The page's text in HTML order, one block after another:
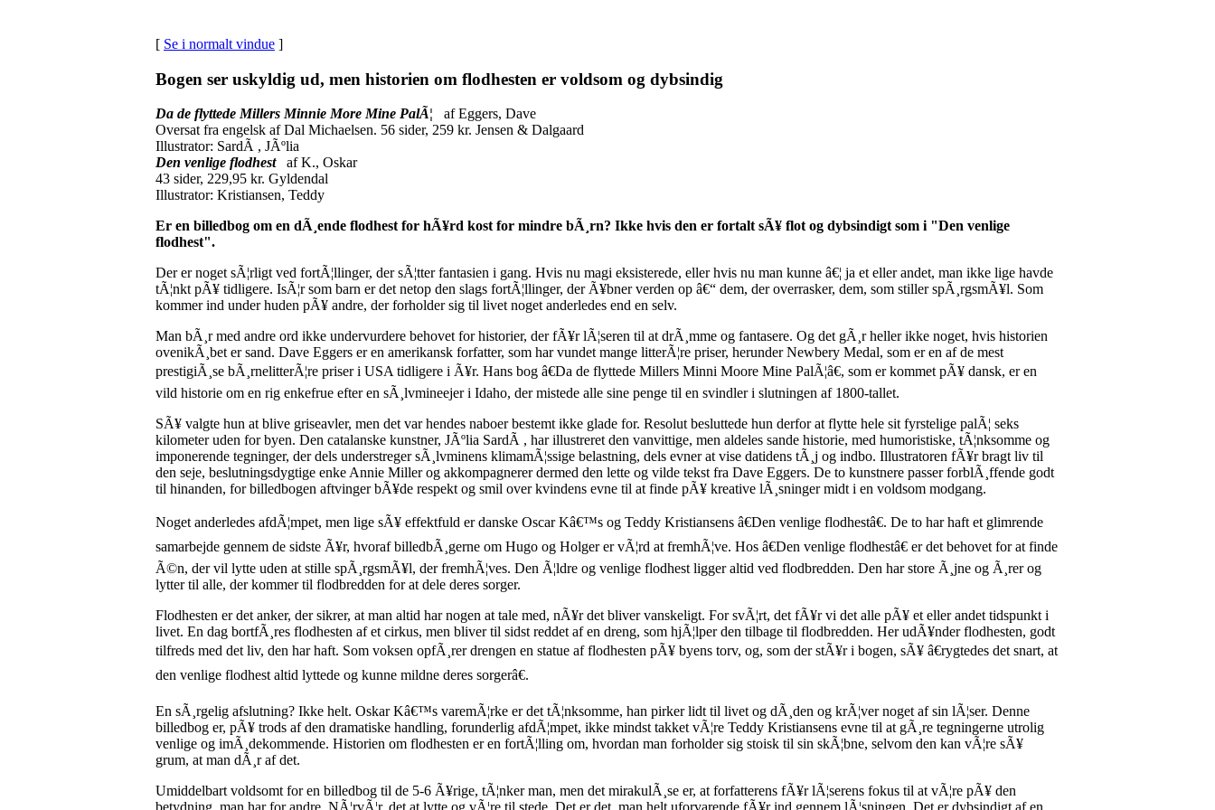
[ Se i normalt vindue ]
Bogen ser uskyldig ud, men historien om flodhesten er voldsom og dybsindig
Da de flyttede Millers Minnie More Mine PalÃ¦ af Eggers, Dave
Oversat fra engelsk af Dal Michaelsen. 56 sider, 259 kr. Jensen & Dalgaard
Illustrator: SardÃ , JÃºlia
Den venlige flodhestaf K., Oskar
43 sider, 229,95 kr. Gyldendal
Illustrator: Kristiansen, Teddy
Er en billedbog om en dÃ¸ende flodhest for hÃ¥rd kost for mindre bÃ¸rn? Ikke hvis den er fortalt sÃ¥ flot og dybsindigt som i "Den venlige
flodhest".
Der er noget sÃ¦rligt ved fortÃ¦llinger, der sÃ¦tter fantasien i gang. Hvis nu magi eksisterede, eller hvis nu man kunne â€¦ ja et eller andet, man ikke lige havde
tÃ¦nkt pÃ¥ tidligere. IsÃ¦r som barn er det netop den slags fortÃ¦llinger, der Ã¥bner verden op â€“ dem, der overrasker, dem, som stiller spÃ¸rgsmÃ¥l. Som
kommer ind under huden pÃ¥ andre, der forholder sig til livet noget anderledes end en selv.
Man bÃ¸r med andre ord ikke undervurdere behovet for historier, der fÃ¥r lÃ¦seren til at drÃ¸mme og fantasere. Og det gÃ¸r heller ikke noget, hvis historien
ovenikÃ¸bet er sand. Dave Eggers er en amerikansk forfatter, som har vundet mange litterÃ¦re priser, herunder Newbery Medal, som er en af de mest
prestigiÃ¸se bÃ¸rnelitterÃ¦re priser i USA tidligere i Ã¥r. Hans bog â€Da de flyttede Millers Minni Moore Mine PalÃ¦â€, som er kommet pÃ¥ dansk, er en
vild historie om en rig enkefrue efter en sÃ¸lvmineejer i Idaho, der mistede alle sine penge til en svindler i slutningen af 1800-tallet.
SÃ¥ valgte hun at blive griseavler, men det var hendes naboer bestemt ikke glade for. Resolut besluttede hun derfor at flytte hele sit fyrstelige palÃ¦ seks
kilometer uden for byen. Den catalanske kunstner, JÃºlia SardÃ , har illustreret den vanvittige, men aldeles sande historie, med humoristiske, tÃ¦nksomme og
imponerende tegninger, der dels understreger sÃ¸lvminens klimamÃ¦ssige belastning, dels evner at vise datidens tÃ¸j og indbo. Illustratoren fÃ¥r bragt liv til
den seje, beslutningsdygtige enke Annie Miller og akkompagnerer dermed den lette og vilde tekst fra Dave Eggers. De to kunstnere passer forblÃ¸ffende godt
til hinanden, for billedbogen aftvinger bÃ¥de respekt og smil over kvindens evne til at finde pÃ¥ kreative lÃ¸sninger midt i en voldsom modgang.
Noget anderledes afdÃ¦mpet, men lige sÃ¥ effektfuld er danske Oscar Kâ€™s og Teddy Kristiansens â€Den venlige flodhestâ€. De to har haft et glimrende
samarbejde gennem de sidste Ã¥r, hvoraf billedbÃ¸gerne om Hugo og Holger er vÃ¦rd at fremhÃ¦ve. Hos â€Den venlige flodhestâ€ er det behovet for at finde
Ã©n, der vil lytte uden at stille spÃ¸rgsmÃ¥l, der fremhÃ¦ves. Den Ã¦ldre og venlige flodhest ligger altid ved flodbredden. Den har store Ã¸jne og Ã¸rer og
lytter til alle, der kommer til flodbredden for at dele deres sorger.
Flodhesten er det anker, der sikrer, at man altid har nogen at tale med, nÃ¥r det bliver vanskeligt. For svÃ¦rt, det fÃ¥r vi det alle pÃ¥ et eller andet tidspunkt i
livet. En dag bortfÃ¸res flodhesten af et cirkus, men bliver til sidst reddet af en dreng, som hjÃ¦lper den tilbage til flodbredden. Her udÃ¥nder flodhesten, godt
tilfreds med det liv, den har haft. Som voksen opfÃ¸rer drengen en statue af flodhesten pÃ¥ byens torv, og, som der stÃ¥r i bogen, sÃ¥ â€rygtedes det snart, at
den venlige flodhest altid lyttede og kunne mildne deres sorgerâ€.
En sÃ¸rgelig afslutning? Ikke helt. Oskar Kâ€™s varemÃ¦rke er det tÃ¦nksomme, han pirker lidt til livet og dÃ¸den og krÃ¦ver noget af sin lÃ¦ser. Denne
billedbog er, pÃ¥ trods af den dramatiske handling, forunderlig afdÃ¦mpet, ikke mindst takket vÃ¦re Teddy Kristiansens evne til at gÃ¸re tegningerne utrolig
venlige og imÃ¸dekommende. Historien om flodhesten er en fortÃ¦lling om, hvordan man forholder sig stoisk til sin skÃ¦bne, selvom den kan vÃ¦re sÃ¥
grum, at man dÃ¸r af det.
Umiddelbart voldsomt for en billedbog til de 5-6 Ã¥rige, tÃ¦nker man, men det mirakulÃ¸se er, at forfatterens fÃ¥r lÃ¦serens fokus til at vÃ¦re pÃ¥ den